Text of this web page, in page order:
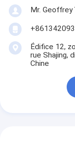
Mr. Geoffrey
Édifice 12,
rue Shajing,
Chine